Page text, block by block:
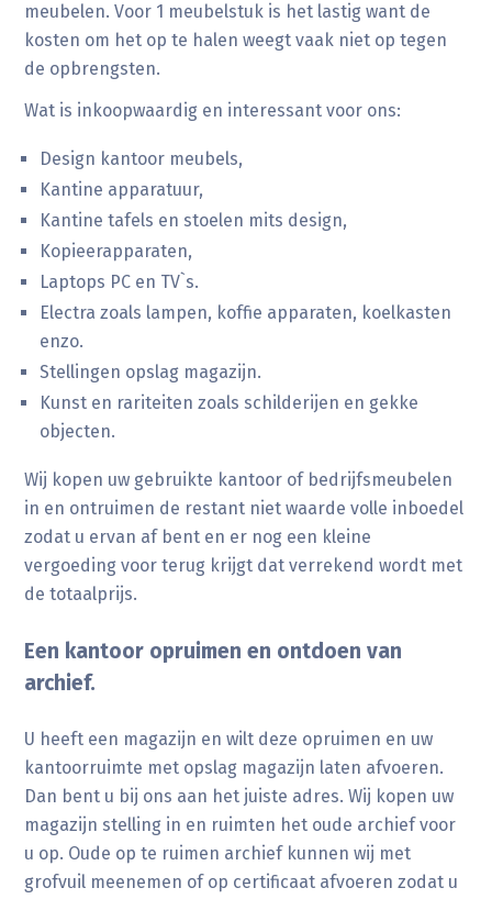
meubelen. Voor 1 meubelstuk is het lastig want de
kosten om het op te halen weegt vaak niet op tegen
de opbrengsten.
Wat is inkoopwaardig en interessant voor ons:
Design kantoor meubels,
Kantine apparatuur,
Kantine tafels en stoelen mits design,
Kopieerapparaten,
Laptops PC en TV`s.
Electra zoals lampen, koffie apparaten, koelkasten
enzo.
Stellingen opslag magazijn.
Kunst en rariteiten zoals schilderijen en gekke
objecten.
Wij kopen uw gebruikte kantoor of bedrijfsmeubelen
in en ontruimen de restant niet waarde volle inboedel
zodat u ervan af bent en er nog een kleine
vergoeding voor terug krijgt dat verrekend wordt met
de totaalprijs.
Een kantoor opruimen en ontdoen van
archief.
U heeft een magazijn en wilt deze opruimen en uw
kantoorruimte met opslag magazijn laten afvoeren.
Dan bent u bij ons aan het juiste adres. Wij kopen uw
magazijn stelling in en ruimten het oude archief voor
u op. Oude op te ruimen archief kunnen wij met
grofvuil meenemen of op certificaat afvoeren zodat u